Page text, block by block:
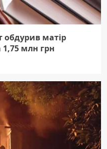
обдурив матір
млн грн